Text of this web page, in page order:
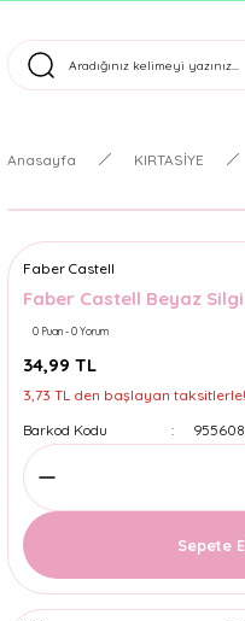
Tüm
Anasayfa KIRTASİYE
Faber Castell
Faber Castell Beyaz
0 Puan - 0 Yorum
34,99 TL
3,73 TL den başlayan taksitlerle!
Barkod Kodu
Sepete